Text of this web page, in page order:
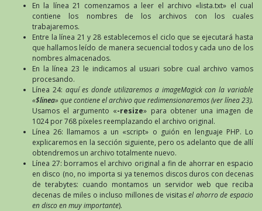
En la línea 21 comenzamos a leer el archivo «lista.txt» el cual
contiene los nombres de los archivos con los cuales
trabajaremos.
Entre la línea 21 y 28 establecemos el ciclo que se ejecutará hasta
que hallamos leído de manera secuencial todos y cada uno de los
nombres almacenados.
En la línea 23 le indicamos al usuari sobre cual archivo vamos
procesando.
Línea 24: aquí es donde utilizaremos a imageMagick con la variable
«$linea» que contiene el archivo que redimensionaremos (ver línea 23).
Usamos el argumento «-resize» para obtener una imagen de
1024 por 768 píxeles reemplazando el archivo original.
Línea 26: llamamos a un «script» o guión en lenguaje PHP. Lo
explicaremos en la sección siguiente, pero os adelanto que de allí
obtendremos un archivo totalmente nuevo.
Línea 27: borramos el archivo original a fin de ahorrar en espacio
en disco (no, no importa si ya tenemos discos duros con decenas
de terabytes: cuando montamos un servidor web que reciba
decenas de miles o incluso millones de visitasel ahorro de espacio
en disco en muy importante).